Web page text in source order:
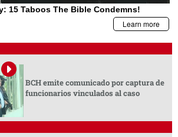
BCH emite comunicado por captura de
funcionarios vinculados al caso